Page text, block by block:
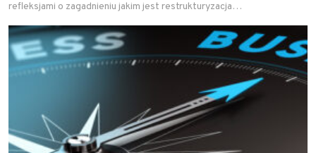
refleksjami o zagadnieniu jakim jest restrukturyzacja…